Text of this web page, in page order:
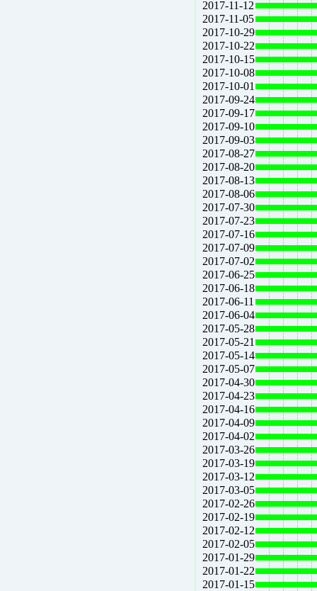
2017-11-12
2017-11-05
2017-10-29
2017-10-22
2017-10-15
2017-10-08
2017-10-01
2017-09-24
2017-09-17
2017-09-10
2017-09-03
2017-08-27
2017-08-20
2017-08-13
2017-08-06
2017-07-30
2017-07-23
2017-07-16
2017-07-09
2017-07-02
2017-06-25
2017-06-18
2017-06-11
2017-06-04
2017-05-28
2017-05-21
2017-05-14
2017-05-07
2017-04-30
2017-04-23
2017-04-16
2017-04-09
2017-04-02
2017-03-26
2017-03-19
2017-03-12
2017-03-05
2017-02-26
2017-02-19
2017-02-12
2017-02-05
2017-01-29
2017-01-22
2017-01-15